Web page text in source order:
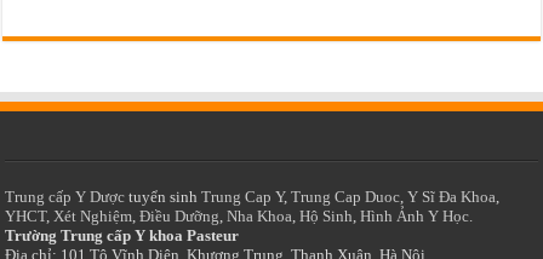
Trung cấp Y Dược tuyển sinhTrung Cap Y,Trung Cap Duoc ,Y Sĩ Đa Khoa
YHCT, Xét Nghiệm ,Điều Dưỡng ,Nha Khoa ,Hộ Sinh ,Hình Ảnh Y Học.
Trường Trung cấp Y khoa Pasteur
Địa chỉ: 101 Tô Vĩnh Diện, Khương Trung, Thanh Xuân, Hà Nội